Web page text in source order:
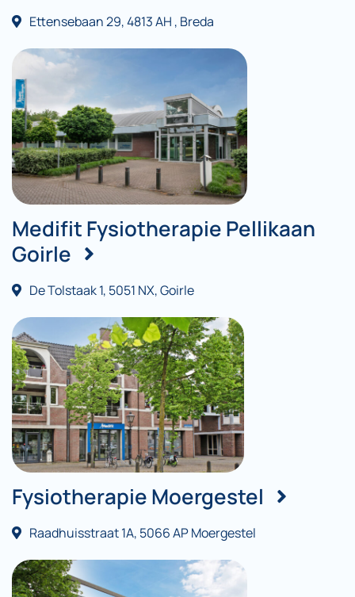
Ettensebaan 29, 4813 AH , Breda
Medifit Fysiotherapie Pellikaan
Goirle
De Tolstaak 1, 5051 NX, Goirle
Fysiotherapie Moergestel
Raadhuisstraat 1A, 5066 AP Moergestel